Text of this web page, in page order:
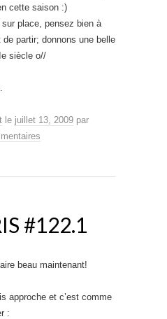
cette saison :)
place, pensez bien à
partir; donnons une belle
siècle o//
le juillet 13, 2009 par
#122.1
beau maintenant!
approche et c’est comme
: